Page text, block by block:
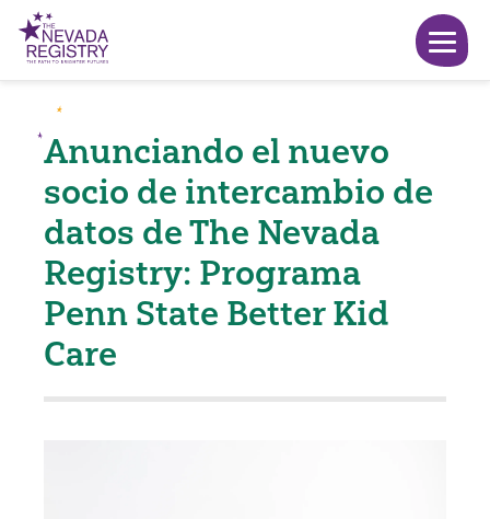
Anunciando el nuevo
socio de intercambio de
datos de The Nevada
Registry: Programa
Penn State Better Kid
Care